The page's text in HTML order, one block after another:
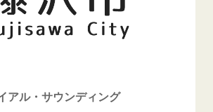
アル・サウンディング